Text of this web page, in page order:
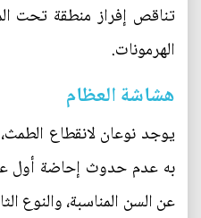
تناقص إفراز منطقة تحت
الهرمونات.
هشاشة العظام
يوجد نوعان لانقطاع
به عدم حدوث إحاضة أول
عن السن المناسبة، والنوع